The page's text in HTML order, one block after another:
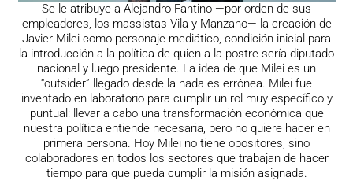
Se le atribuye a Alejandro Fantino —por orden de sus
empleadores, los massistas Vila y Manzano— la creación de
Javier Milei como personaje mediático, condición inicial para
la introducción a la política de quien a la postre sería diputado
nacional y luego presidente. La idea de que Milei es un
“outsider” llegado desde la nada es errónea. Milei fue
inventado en laboratorio para cumplir un rol muy específico y
puntual: llevar a cabo una transformación económica que
nuestra política entiende necesaria, pero no quiere hacer en
primera persona. Hoy Milei no tiene opositores, sino
colaboradores en todos los sectores que trabajan de hacer
tiempo para que pueda cumplir la misión asignada.